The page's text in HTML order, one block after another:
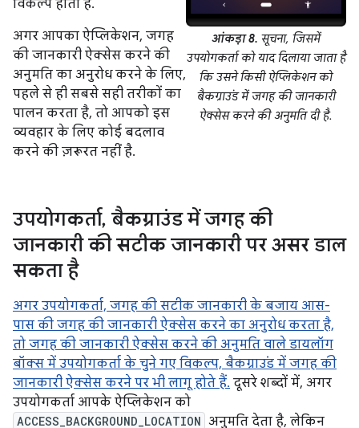
आंकड़ा 8. सूचना, जिसमें
उपयोगकर्ता को याद दिलाया जाता है
कि उसने किसी ऐप्लिकेशन को
बैकग्राउंड में जगह की जानकारी
ऐक्सेस करने की अनुमति दी है.
विकल्प होता है.
अगर आपका ऐप्लिकेशन, जगह
की जानकारी ऐक्सेस करने की
अनुमति का अनुरोध करने के लिए,
पहले से ही सबसे सही तरीकों का
पालन करता है, तो आपको इस
व्यवहार के लिए कोई बदलाव
करने की ज़रूरत नहीं है.
उपयोगकर्ता, बैकग्राउंड में जगह की
जानकारी की सटीक जानकारी पर असर डाल
सकता है
अगर उपयोगकर्ता, जगह की सटीक जानकारी के बजाय आस-
पास की जगह की जानकारी ऐक्सेस करने का अनुरोध करता है,
तो जगह की जानकारी ऐक्सेस करने की अनुमति वाले डायलॉग
बॉक्स में उपयोगकर्ता के चुने गए विकल्प, बैकग्राउंड में जगह की
जानकारी ऐक्सेस करने पर भी लागू होते हैं. दूसरे शब्दों में, अगर
उपयोगकर्ता आपके ऐप्लिकेशन को
ACCESS_BACKGROUND_LOCATION अनुमति देता है, लेकिन